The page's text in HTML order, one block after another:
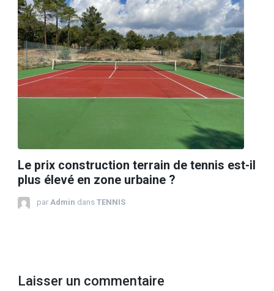
Le prix construction terrain de tennis est-il
plus élevé en zone urbaine ?
par Admin dans TENNIS
Laisser un commentaire